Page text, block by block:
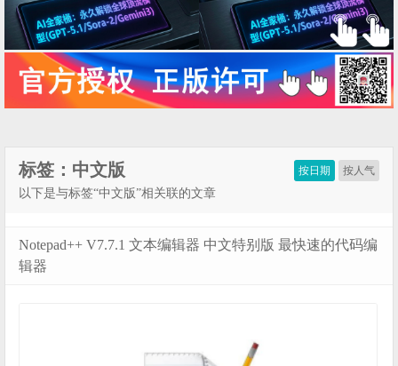
按日期 按人气
标签：中文版
以下是与标签“中文版”相关联的文章
Notepad++ V7.7.1 文本编辑器 中文特别版 最快速的代码编
辑器